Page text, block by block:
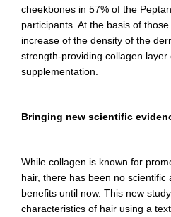
cheekbones in 57% of the
participants. At the basis of
increase of the density of the
strength-providing collagen
supplementation.
Bringing new scientific
While collagen is known for
hair, there has been no
benefits until now. This new
characteristics of hair using a